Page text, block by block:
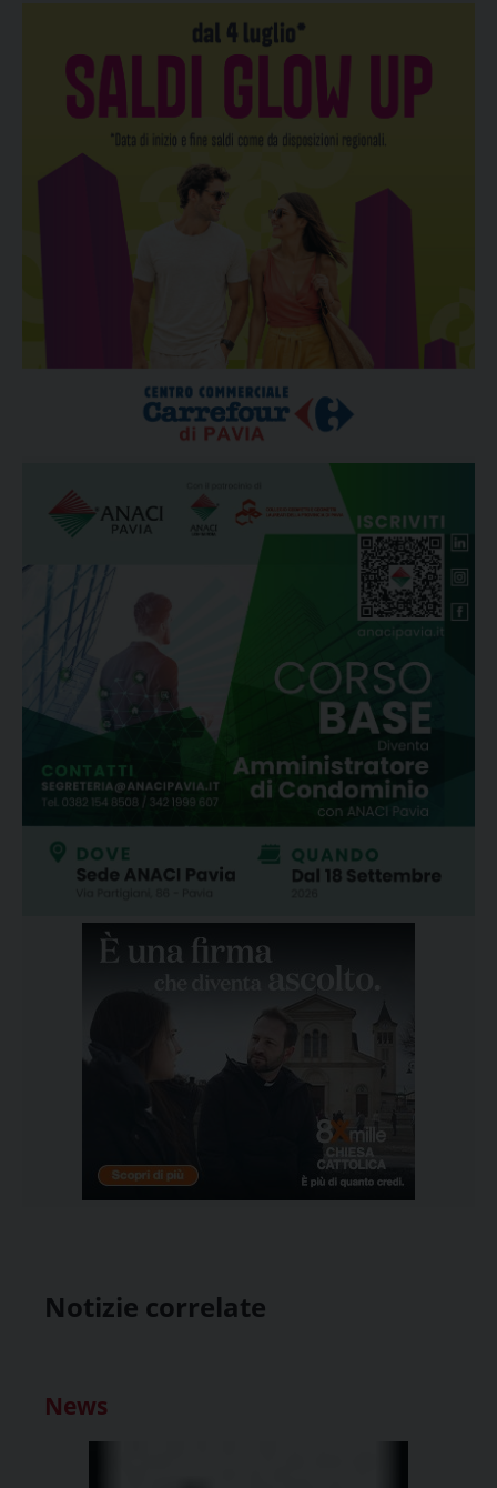
Notizie correlate
News